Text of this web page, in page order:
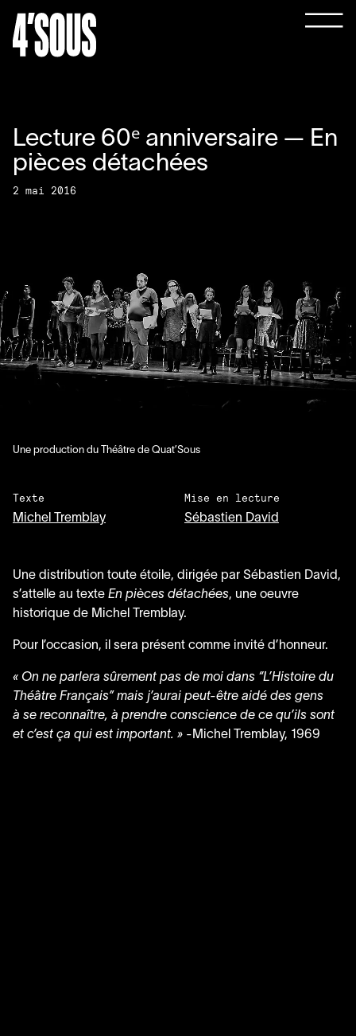
Lecture 60ᵉ anniversaire — En
pièces détachées
2 mai 2016
Une production du Théâtre de Quat’Sous
Texte
Michel Tremblay
Mise en lecture
Sébastien David
Une distribution toute étoile, dirigée par Sébastien David,
s’attelle au texte En pièces détachées, une oeuvre
historique de Michel Tremblay.
Pour l’occasion, il sera présent comme invité d’honneur.
« On ne parlera sûrement pas de moi dans “L’Histoire du
Théâtre Français” mais j’aurai peut-être aidé des gens
à se reconnaître, à prendre conscience de ce qu’ils sont
et c’est ça qui est important. » ‑Michel Tremblay, 1969